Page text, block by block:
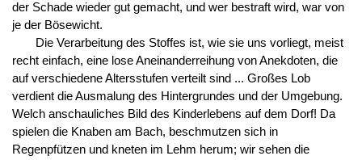
der Schade wieder gut gemacht, und wer bestraft wird, war von
je der Bösewicht.
Die Verarbeitung des Stoffes ist, wie sie uns vorliegt, meist
recht einfach, eine lose Aneinanderreihung von Anekdoten, die
auf verschiedene Altersstufen verteilt sind ... Großes Lob
verdient die Ausmalung des Hintergrundes und der Umgebung.
Welch anschauliches Bild des Kinderlebens auf dem Dorf! Da
spielen die Knaben am Bach, beschmutzen sich in
Regenpfützen und kneten im Lehm herum; wir sehen die